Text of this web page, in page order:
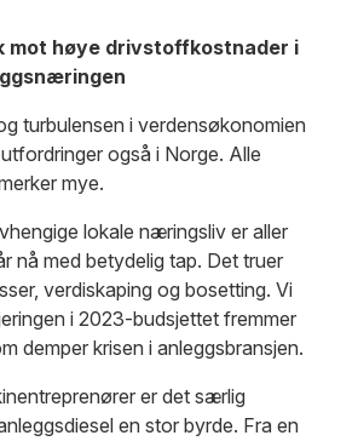
mot høye drivstoffkostnader i
turbulensen i verdensøkonomien
også i Norge. Alle
mye.
lokale næringsliv er aller
nå med betydelig tap. Det truer
verdiskaping og bosetting. Vi
i 2023-budsjettet fremmer
demper krisen i anleggsbransjen.
er det særlig
en stor byrde. Fra en